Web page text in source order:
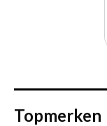
Topmerken